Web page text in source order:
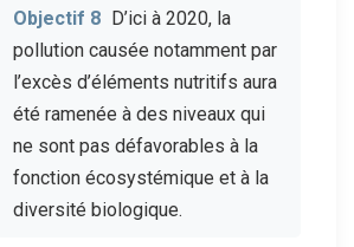
Objectif 8 D’ici à 2020, la
pollution causée notamment par
l’excès d’éléments nutritifs aura
été ramenée à des niveaux qui
ne sont pas défavorables à la
fonction écosystémique et à la
diversité biologique.